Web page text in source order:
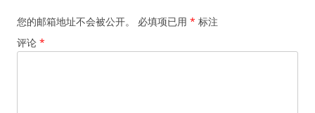
您的邮箱地址不会被公开。 必填项已用 * 标注
评论 *